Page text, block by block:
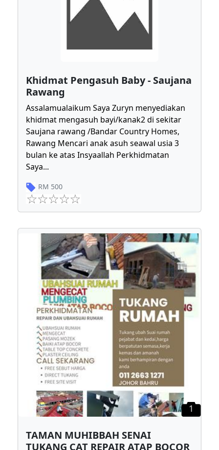
Khidmat Pengasuh Baby - Saujana
Rawang
Assalamualaikum Saya Zuryn menyediakan
khidmat mengasuh bayi/kanak2 di sekitar
Saujana rawang /Bandar Country Homes,
Rawang Mencari anak asuh seawal usia 3
bulan ke atas Insyaallah Perkhidmatan
Saya...
RM 500
1
TAMAN MUHIBBAH SENAI
TUKANG CAT REPAIR ATAP BOCOR